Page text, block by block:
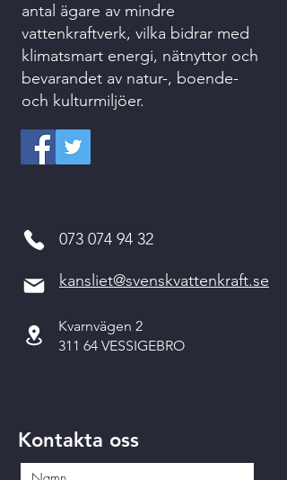
antal ägare av mindre
vattenkraftverk, vilka bidrar med
klimatsmart energi, nätnyttor och
bevarandet av natur-, boende-
och kulturmiljöer.
073 074 94 32
kansliet@svenskvattenkraft.se
Kvarnvägen 2
311 64 VESSIGEBRO
Kontakta oss